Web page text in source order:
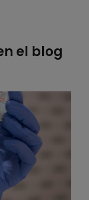
el blog